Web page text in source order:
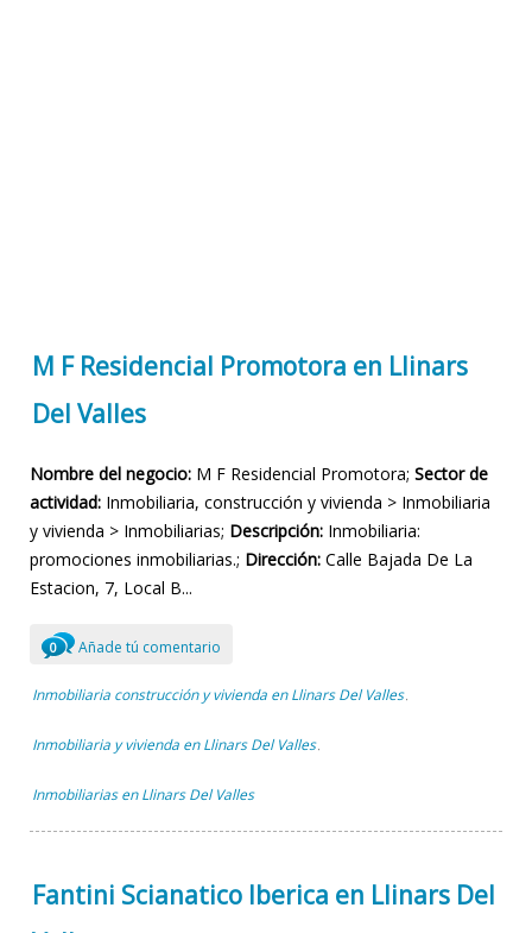
M F Residencial Promotora en Llinars
Del Valles
Nombre del negocio: M F Residencial Promotora; Sector de
actividad: Inmobiliaria, construcción y vivienda > Inmobiliaria
y vivienda > Inmobiliarias; Descripción: Inmobiliaria:
promociones inmobiliarias.; Dirección: Calle Bajada De La
Estacion, 7, Local B...
0 Añade tú comentario
Inmobiliaria construcción y vivienda en Llinars Del Valles ,
Inmobiliaria y vivienda en Llinars Del Valles ,
Inmobiliarias en Llinars Del Valles
Fantini Scianatico Iberica en Llinars Del